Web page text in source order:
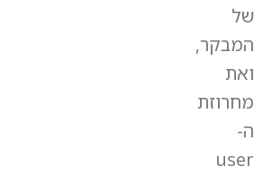
של
המבקר,
ואת
מחרוזת
ה-
user